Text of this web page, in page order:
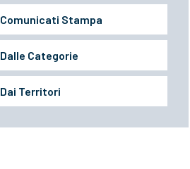
Comunicati Stampa
Dalle Categorie
Dai Territori